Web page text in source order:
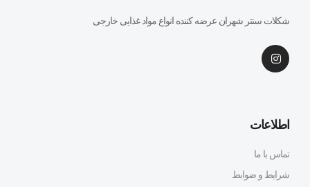
شکلات سنتر شهران عرضه کننده انواع مواد غذایی خارجی
اطلاعات
تماس با ما
شرایط و ضوابط